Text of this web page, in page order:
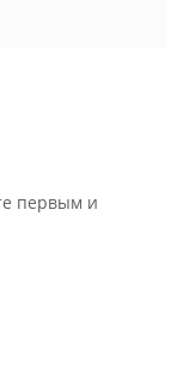
первым и